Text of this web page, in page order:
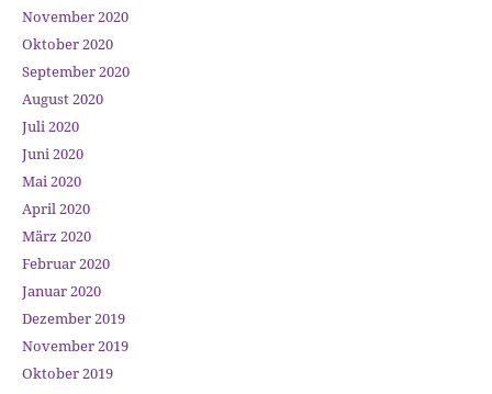
November 2020
Oktober 2020
September 2020
August 2020
Juli 2020
Juni 2020
Mai 2020
April 2020
März 2020
Februar 2020
Januar 2020
Dezember 2019
November 2019
Oktober 2019